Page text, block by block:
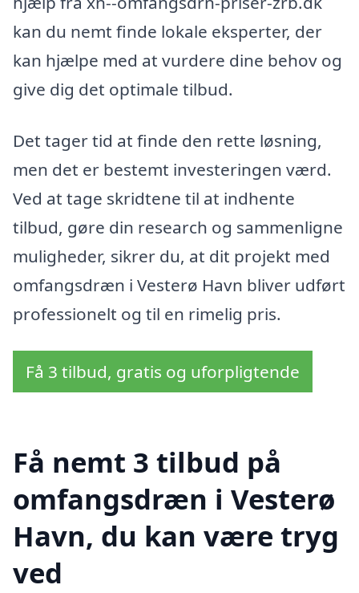
kan du nemt finde lokale eksperter, der
kan hjælpe med at vurdere dine behov og
give dig det optimale tilbud.
Det tager tid at finde den rette løsning,
men det er bestemt investeringen værd.
Ved at tage skridtene til at indhente
tilbud, gøre din research og sammenligne
muligheder, sikrer du, at dit projekt med
omfangsdræn i Vesterø Havn bliver udført
professionelt og til en rimelig pris.
Få 3 tilbud, gratis og uforpligtende
Få nemt 3 tilbud på
omfangsdræn i Vesterø
Havn, du kan være tryg
ved